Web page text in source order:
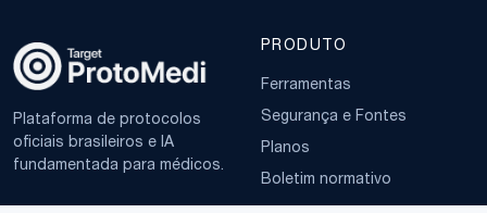
Plataforma de protocolos
oficiais brasileiros e IA
fundamentada para médicos.
PRODUTO
Ferramentas
Segurança e Fontes
Planos
Boletim normativo